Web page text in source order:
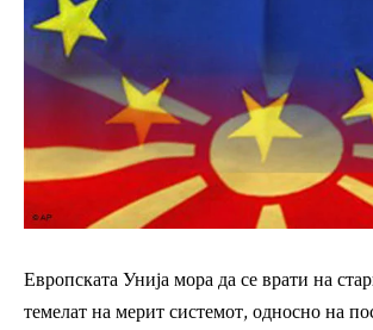
Европската Унија мора да се врати на
темелат на мерит системот, односно на